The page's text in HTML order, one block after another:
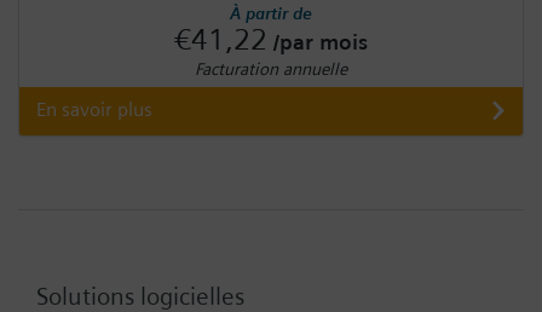
À partir de
€41,22 /par mois
Facturation annuelle
En savoir plus
Solutions logicielles